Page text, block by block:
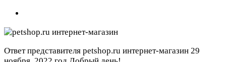
Ответ представителя petshop.ru интернет-магазин 29